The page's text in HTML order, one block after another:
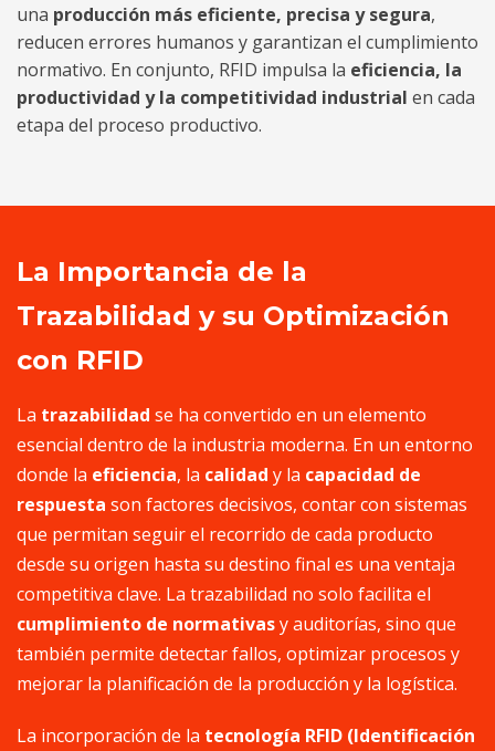
una producción más eficiente, precisa y segura,
reducen errores humanos y garantizan el cumplimiento
normativo. En conjunto, RFID impulsa la eficiencia, la
productividad y la competitividad industrial en cada
etapa del proceso productivo.
La Importancia de la
Trazabilidad y su Optimización
con RFID
La trazabilidad se ha convertido en un elemento
esencial dentro de la industria moderna. En un entorno
donde la eficiencia, la calidad y la capacidad de
respuesta son factores decisivos, contar con sistemas
que permitan seguir el recorrido de cada producto
desde su origen hasta su destino final es una ventaja
competitiva clave. La trazabilidad no solo facilita el
cumplimiento de normativasy auditorías, sino que
también permite detectar fallos, optimizar procesos y
mejorar la planificación de la producción y la logística.
La incorporación de la tecnología RFID (Identificación